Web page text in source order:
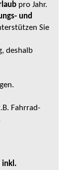
pro Jahr.
und
Sie
deshalb
Fahrrad-
inkl.